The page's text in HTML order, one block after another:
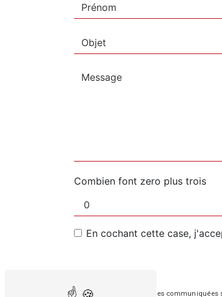
Combien font zero plus trois
En cochant cette case,
** Les données personnelles communiquées